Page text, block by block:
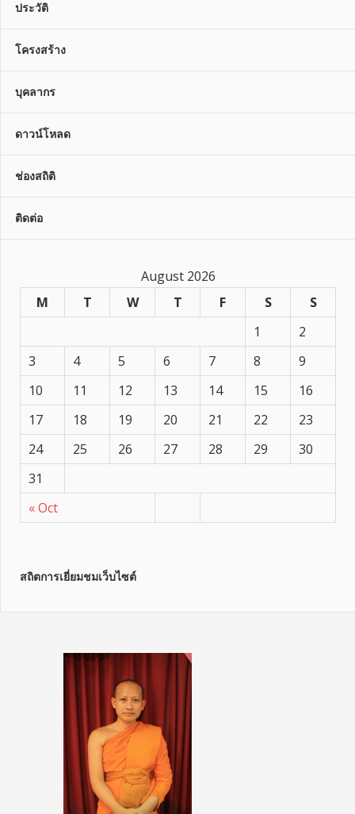
ประวัติ
โครงสร้าง
บุคลากร
ดาวน์โหลด
ช่องสถิติ
ติดต่อ
August 2026
M
T W T F S S
« Oct
1
2
3
4 5 6 7 8
9
10
11 12 13 14 15
16
17
18 19 20 21 22
23
24
25 26 27 28 29
30
31
สถิตการเยี่ยมชมเว็บไซต์